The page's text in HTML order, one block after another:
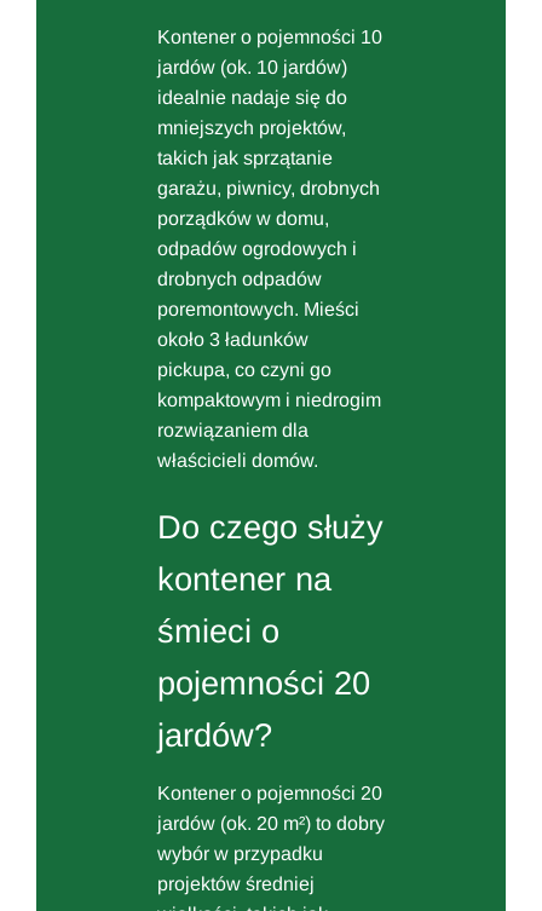
Kontener o pojemności 10
jardów (ok. 10 jardów)
idealnie nadaje się do
mniejszych projektów,
takich jak sprzątanie
garażu, piwnicy, drobnych
porządków w domu,
odpadów ogrodowych i
drobnych odpadów
poremontowych. Mieści
około 3 ładunków
pickupa, co czyni go
kompaktowym i niedrogim
rozwiązaniem dla
właścicieli domów.
Do czego służy
kontener na
śmieci o
pojemności 20
jardów?
Kontener o pojemności 20
jardów (ok. 20 m²) to dobry
wybór w przypadku
projektów średniej